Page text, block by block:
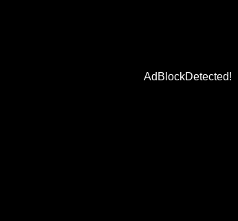
AdBlockDetected!